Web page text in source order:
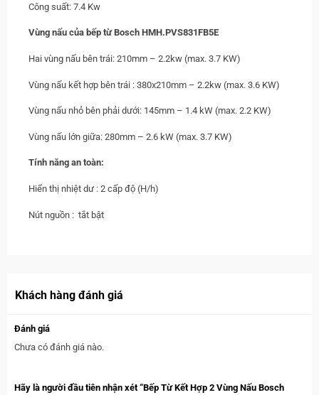
Công suất: 7.4 Kw
Vùng nấu của bếp từ Bosch HMH.PVS831FB5E
Hai vùng nấu bên trái: 210mm – 2.2kw (max. 3.7 KW)
Vùng nấu kết hợp bên trái : 380x210mm – 2.2kw (max. 3.6 KW)
Vùng nấu nhỏ bên phải dưới: 145mm – 1.4 kW (max. 2.2 KW)
Vùng nấu lớn giữa: 280mm – 2.6 kW (max. 3.7 KW)
Tính năng an toàn:
Hiển thị nhiệt dư : 2 cấp độ (H/h)
Nút nguồn : tắt bật
Khách hàng đánh giá
Đánh giá
Chưa có đánh giá nào.
Hãy là người đầu tiên nhận xét “Bếp Từ Kết Hợp 2 Vùng Nấu Bosch